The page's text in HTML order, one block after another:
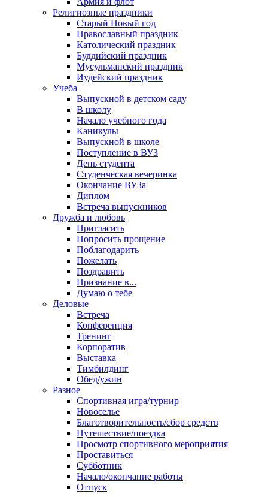
Религиозные праздники
Старый Новый год
Православный праздник
Католический праздник
Буддийский праздник
Мусульманский праздник
Иудейский праздник
Учеба
Выпускной в детском саду
В школу
Начало учебного года
Каникулы
Выпускной в школе
Поступление в ВУЗ
День студента
Студенческая вечеринка
Окончание ВУЗа
Диплом
Встреча выпускников
Дружба и любовь
Пригласить
Попросить прощение
Поблагодарить
Пожелать
Поздравить
Признание в...
Думаю о тебе
Деловые
Встреча
Конференция
Тренинг
Корпоратив
Выставка
Тимбилдинг
Обед/ужин
Разное
Спортивная игра/турнир
Новоселье
Благотворительность/сбор средств
Путешествие/поездка
Просмотр спортивного мероприятия
Проставиться
Субботник
Начало/окончание работы
Отпуск